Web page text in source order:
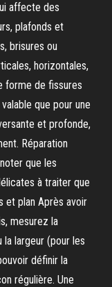
affecte des
plafonds et
brisures ou
horizontales,
forme de fissures
que pour une
et profonde,
Réparation
que les
à traiter que
et plan Après avoir
mesurez la
la largeur (pour les
définir la
régulière. Une